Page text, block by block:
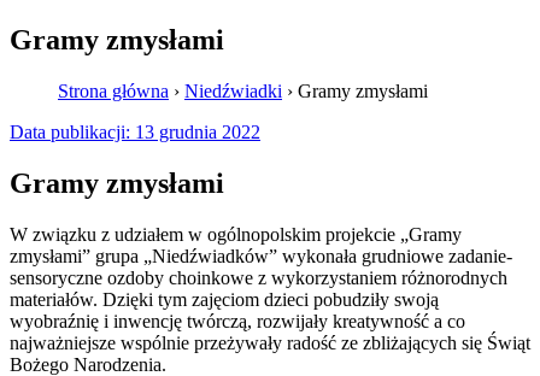
Gramy zmysłami
Strona główna › Niedźwiadki › Gramy zmysłami
Data publikacji: 13 grudnia 2022
Gramy zmysłami
W związku z udziałem w ogólnopolskim projekcie „Gramy
zmysłami” grupa „Niedźwiadków” wykonała grudniowe zadanie-
sensoryczne ozdoby choinkowe z wykorzystaniem różnorodnych
materiałów. Dzięki tym zajęciom dzieci pobudziły swoją
wyobraźnię i inwencję twórczą, rozwijały kreatywność a co
najważniejsze wspólnie przeżywały radość ze zbliżających się Świąt
Bożego Narodzenia.